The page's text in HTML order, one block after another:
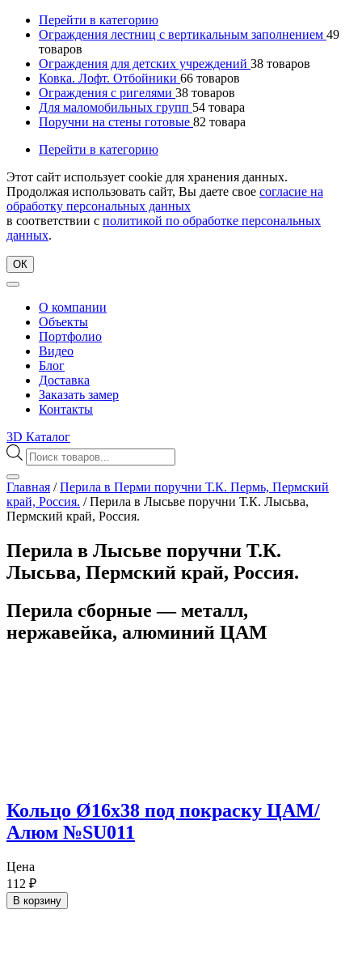
Перейти в категорию
Ограждения лестниц с вертикальным заполнением 49
товаров
Ограждения для детских учреждений 38 товаров
Ковка. Лофт. Отбойники 66 товаров
Ограждения с ригелями 38 товаров
Для маломобильных групп 54 товара
Поручни на стены готовые 82 товара
Перейти в категорию
Этот сайт использует cookie для хранения данных.
Продолжая использовать сайт, Вы даете свое согласие на
обработку персональных данных
в соответствии с политикой по обработке персональных
данных.
ОК
О компании
Объекты
Портфолио
Видео
Блог
Доставка
Заказать замер
Контакты
3D Каталог
Поиск
товаров
Главная /Перила в Перми поручни Т.К. Пермь, Пермский
край, Россия. /Перила в Лысьве поручни Т.К. Лысьва,
Пермский край, Россия.
Перила в Лысьве поручни Т.К.
Лысьва, Пермский край, Россия.
Перила сборные — металл,
нержавейка, алюминий ЦАМ
Кольцо Ø16х38 под покраску ЦАМ/
Алюм №SU011
Цена
112 ₽
В корзину